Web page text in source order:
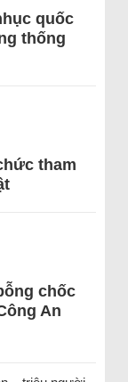
quốc
thống
tham
chốc
An